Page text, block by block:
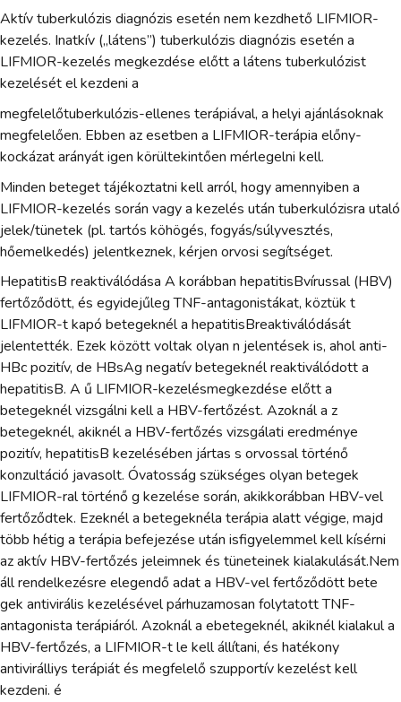
Aktív tuberkulózis diagnózis esetén nem kezdhető LIFMIOR-
kezelés. Inatkív („látens”) tuberkulózis diagnózis esetén a
LIFMIOR-kezelés megkezdése előtt a látens tuberkulózist
kezelését el kezdeni a
megfelelőtuberkulózis-ellenes terápiával, a helyi ajánlásoknak
megfelelően. Ebben az esetben a LIFMIOR-terápia előny-
kockázat arányát igen körültekintően mérlegelni kell.
Minden beteget tájékoztatni kell arról, hogy amennyiben a
LIFMIOR-kezelés során vagy a kezelés után tuberkulózisra utaló
jelek/tünetek (pl. tartós köhögés, fogyás/súlyvesztés,
hőemelkedés) jelentkeznek, kérjen orvosi segítséget.
HepatitisB reaktiválódása A korábban hepatitisBvírussal (HBV)
fertőződött, és egyidejűleg TNF-antagonistákat, köztük t
LIFMIOR-t kapó betegeknél a hepatitisBreaktiválódását
jelentették. Ezek között voltak olyan n jelentések is, ahol anti-
HBc pozitív, de HBsAg negatív betegeknél reaktiválódott a
hepatitisB. A ű LIFMIOR-kezelésmegkezdése előtt a
betegeknél vizsgálni kell a HBV-fertőzést. Azoknál a z
betegeknél, akiknél a HBV-fertőzés vizsgálati eredménye
pozitív, hepatitisB kezelésében jártas s orvossal történő
konzultáció javasolt. Óvatosság szükséges olyan betegek
LIFMIOR-ral történő g kezelése során, akikkorábban HBV-vel
fertőződtek. Ezeknél a betegeknéla terápia alatt végige, majd
több hétig a terápia befejezése után isfigyelemmel kell kísérni
az aktív HBV-fertőzés jeleimnek és tüneteinek kialakulását.Nem
áll rendelkezésre elegendő adat a HBV-vel fertőződött bete
gek antivirális kezelésével párhuzamosan folytatott TNF-
antagonista terápiáról. Azoknál a ebetegeknél, akiknél kialakul a
HBV-fertőzés, a LIFMIOR-t le kell állítani, és hatékony
antivirálliys terápiát és megfelelő szupportív kezelést kell
kezdeni. é